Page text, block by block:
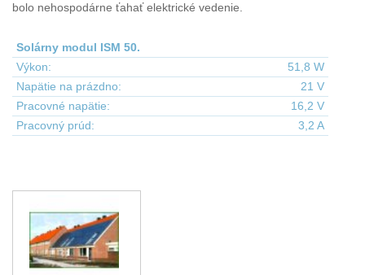
bolo nehospodárne ťahať elektrické vedenie.
Solárny modul ISM 50.
Výkon:
51,8 W
Napätie na prázdno:
21 V
Pracovné napätie:
16,2 V
Pracovný prúd:
3,2 A